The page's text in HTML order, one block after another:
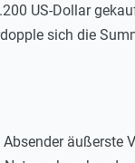
US-Dollar
sich die